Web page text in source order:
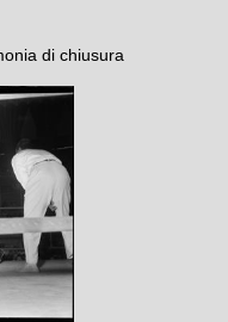
di chiusura